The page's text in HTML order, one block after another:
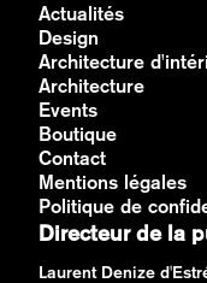
Actualités
Design
Architecture
Architecture
Events
Boutique
Contact
Mentions légales
Politique de
Directeur de la
Laurent Denize